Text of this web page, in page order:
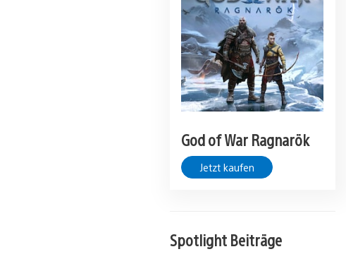
God of War Ragnarök
Jetzt kaufen
Spotlight Beiträge